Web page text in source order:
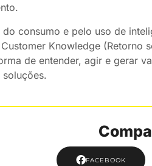
do consumo e pelo uso de
Knowledge (Retorno
de entender, agir e gerar
soluções.
FACEBOOK